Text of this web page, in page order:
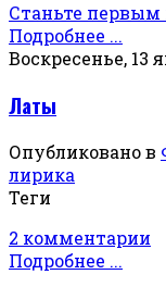
Станьте
Подробнее ...
Воскресенье, 13
Латы
Опубликовано в
лирика
Теги
2 комментарии
Подробнее ...